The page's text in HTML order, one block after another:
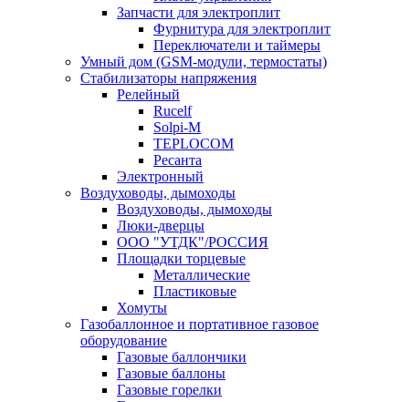
Запчасти для электроплит
Фурнитура для электроплит
Переключатели и таймеры
Умный дом (GSM-модули, термостаты)
Cтабилизаторы напряжения
Релейный
Rucelf
Solpi-M
TEPLOCOM
Ресанта
Электронный
Воздуховоды, дымоходы
Воздуховоды, дымоходы
Люки-дверцы
ООО "УТДК"/РОССИЯ
Площадки торцевые
Металлические
Пластиковые
Хомуты
Газобаллонное и портативное газовое
оборудование
Газовые баллончики
Газовые баллоны
Газовые горелки